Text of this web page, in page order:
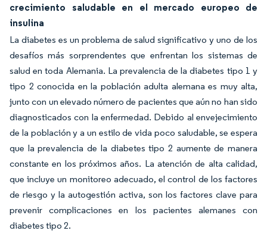
crecimiento saludable en el mercado europeo de
insulina
La diabetes es un problema de salud significativo y uno de los
desafíos más sorprendentes que enfrentan los sistemas de
salud en toda Alemania. La prevalencia de la diabetes tipo 1 y
tipo 2 conocida en la población adulta alemana es muy alta,
junto con un elevado número de pacientes que aún no han sido
diagnosticados con la enfermedad. Debido al envejecimiento
de la población y a un estilo de vida poco saludable, se espera
que la prevalencia de la diabetes tipo 2 aumente de manera
constante en los próximos años. La atención de alta calidad,
que incluye un monitoreo adecuado, el control de los factores
de riesgo y la autogestión activa, son los factores clave para
prevenir complicaciones en los pacientes alemanes con
diabetes tipo 2.